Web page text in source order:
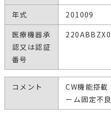
年式
201009
医療機器承
認又は認証
番号
コメント
CW機能搭
ーム固定不